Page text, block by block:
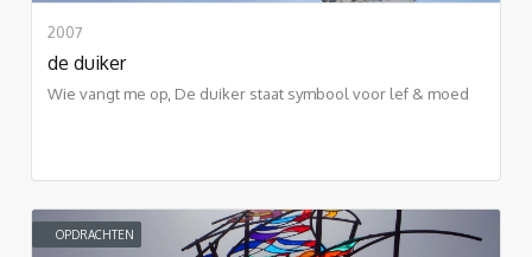
2007
de duiker
Wie vangt me op, De duiker staat symbool voor lef & moed
OPDRACHTEN